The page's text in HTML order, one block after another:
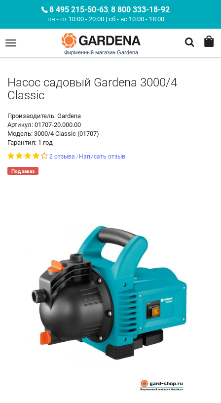
8 495 215-50-63, 8 800 333-18-92
пн - пт 10:00 - 20:00 | сб - вс 10:00 - 18:00
Фирменный магазин Gardena
Насос садовый Gardena 3000/4
Classic
Производитель: Gardena
Артикул: 01707-20.000.00
Модель: 3000/4 Classic (01707)
Гарантия: 1 год
2 отзыва / Написать отзыв
Под заказ